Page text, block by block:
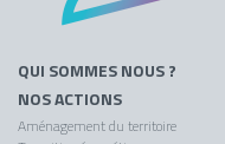
QUI SOMMES NOUS ?
NOS ACTIONS
Aménagement du territoire